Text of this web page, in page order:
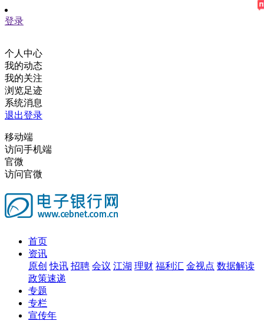
登录
个人中心
我的动态
我的关注
浏览足迹
系统消息
退出登录
移动端
访问手机端
官微
访问官微
首页
资讯
原创 快讯 招聘 会议 江湖 理财 福利汇 金视点 数据解读
政策速递
专题
专栏
宣传年